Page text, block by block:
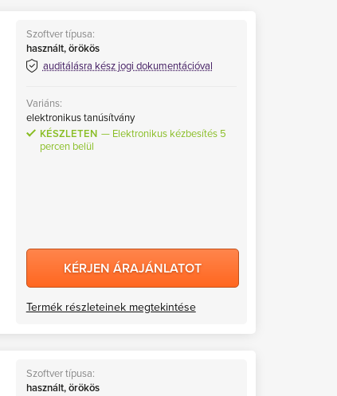
Szoftver típusa:
használt, örökös
auditálásra kész jogi dokumentációval
Variáns:
elektronikus tanúsítvány
KÉSZLETEN
Elektronikus kézbesítés 5
percen belül
KÉRJEN ÁRAJÁNLATOT
Termék részleteinek megtekintése
Szoftver típusa:
használt, örökös